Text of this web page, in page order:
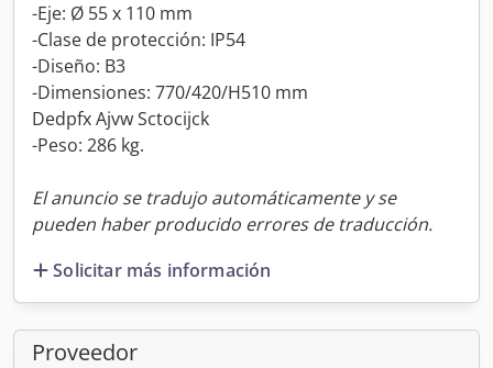
-Eje: Ø 55 x 110 mm
-Clase de protección: IP54
-Diseño: B3
-Dimensiones: 770/420/H510 mm
Dedpfx Ajvw Sctocijck
-Peso: 286 kg.
El anuncio se tradujo automáticamente y se
pueden haber producido errores de traducción.
Solicitar más información
Proveedor